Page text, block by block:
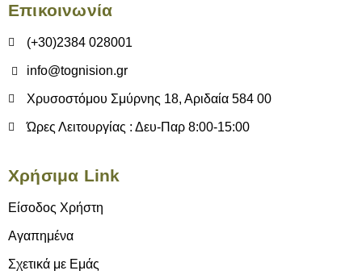
Επικοινωνία
(+30)2384 028001
info@tognision.gr
Χρυσοστόμου Σμύρνης 18, Αριδαία 584 00
Ώρες Λειτουργίας : Δευ-Παρ 8:00-15:00
Χρήσιμα Link
Είσοδος Χρήστη
Αγαπημένα
Σχετικά με Εμάς